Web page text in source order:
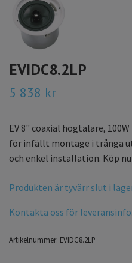
EVIDC8.2LP
5 838 kr
EV 8" coaxial högtalare,
för infällt montage i trånga
och enkel installation. Köp
Produkten är tyvärr slut i
Kontakta oss för leveransinfo.
Artikelnummer: EVIDC8.2LP